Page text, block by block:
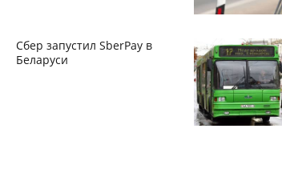
Сбер запустил SberPay в
Беларуси